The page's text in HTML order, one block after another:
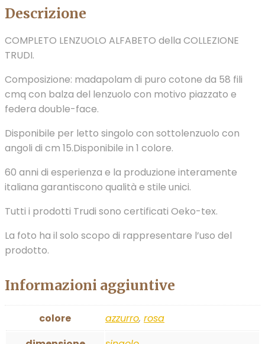
Descrizione
COMPLETO LENZUOLO ALFABETO della COLLEZIONE
TRUDI.
Composizione: madapolam di puro cotone da 58 fili
cmq con balza del lenzuolo con motivo piazzato e
federa double-face.
Disponibile per letto singolo con sottolenzuolo con
angoli di cm 15.Disponibile in 1 colore.
60 anni di esperienza e la produzione interamente
italiana garantiscono qualità e stile unici.
Tutti i prodotti Trudi sono certificati Oeko-tex.
La foto ha il solo scopo di rappresentare l’uso del
prodotto.
Informazioni aggiuntive
colore azzurro, rosa